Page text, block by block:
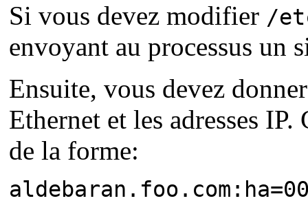
Si vous devez modifier /
envoyant au processus un
Ensuite, vous devez
Ethernet et les adresses
de la forme: